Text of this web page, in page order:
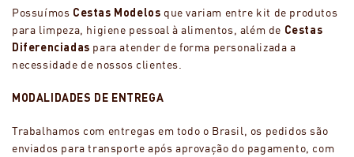
Possuímos Cestas Modelos que variam entre kit de produtos
para limpeza, higiene pessoal à alimentos, além de Cestas
Diferenciadas para atender de forma personalizada a
necessidade de nossos clientes.
MODALIDADES DE ENTREGA
Trabalhamos com entregas em todo o Brasil, os pedidos são
enviados para transporte após aprovação do pagamento, com